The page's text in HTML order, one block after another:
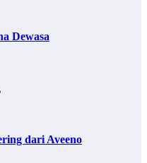
Dewasa
dari Aveeno